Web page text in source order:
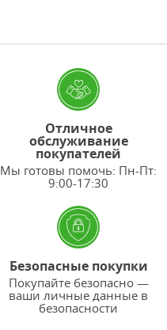
Отличное
обслуживание
покупателей
Мы готовы помочь: Пн-Пт:
9:00-17:30
Безопасные покупки
Покупайте безопасно —
ваши личные данные в
безопасности